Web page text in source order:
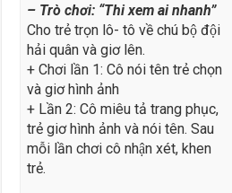
– Trò chơi: “Thi xem ai nhanh”
Cho trẻ trọn lô- tô về chú bộ đội
hải quân và giơ lên.
+ Chơi lần 1: Cô nói tên trẻ chọn
và giơ hình ảnh
+ Lần 2: Cô miêu tả trang phục,
trẻ giơ hình ảnh và nói tên. Sau
mỗi lần chơi cô nhận xét, khen
trẻ.